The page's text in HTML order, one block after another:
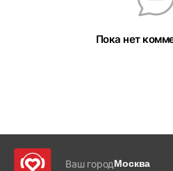
Пока нет
Ваш городМосква